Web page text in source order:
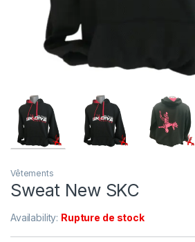
Vêtements
Sweat New SKC
Availability: Rupture de stock